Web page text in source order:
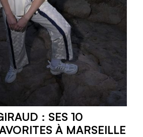
: SES 10
À MARSEILLE